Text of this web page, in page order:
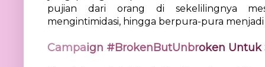
pujian dari orang di sekelilingnya
mengintimidasi, hingga berpura-pura
Campaign #BrokenButUnbroken Untuk